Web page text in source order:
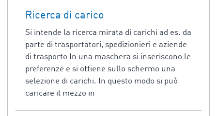
Ricerca di carico
Si intende la ricerca mirata di carichi ad es. da
parte di trasportatori, spedizionieri e aziende
di trasporto In una maschera si inseriscono le
preferenze e si ottiene sullo schermo una
selezione di carichi. In questo modo si può
caricare il mezzo in